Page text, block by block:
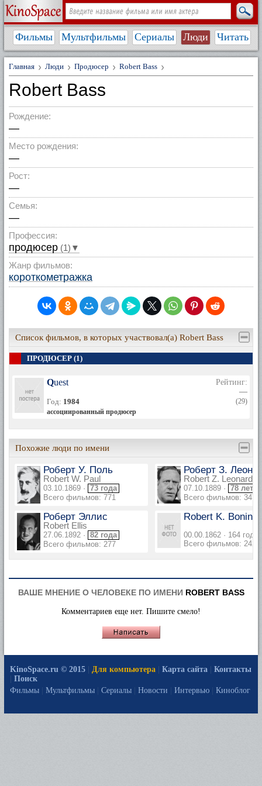
Фильмы Мультфильмы Сериалы Люди Читать
Главная Люди Продюсер Robert Bass
Robert Bass
Рождение:
—
Место рождения:
—
Рост:
—
Семья:
—
Профессия:
продюсер (1)▼
Жанр фильмов:
короткометражка
Список фильмов, в которых участвовал(а) Robert Bass
ПРОДЮСЕР (1)
Quest
Год: 1984
ассоциированный продюсер
Рейтинг:
—
(29)
Похожие люди по имени
Роберт У. Поль
Robert W. Paul
03.10.1869 · 73 года
Всего фильмов: 771
Роберт З.
Robert Z. Leonard
07.10.1889 · 78 лет
Всего фильмов: 347
Роберт Эллис
Robert Ellis
27.06.1892 · 82 года
Всего фильмов: 277
Robert K. Bonine
00.00.1862 · 164 года
Всего фильмов: 242
ВАШЕ МНЕНИЕ О ЧЕЛОВЕКЕ ПО ИМЕНИ ROBERT BASS
Комментариев еще нет. Пишите смело!
KinoSpace.ru © 2015 Для компьютера Карта сайта
Контакты
Поиск
Фильмы
Мультфильмы Сериалы Новости Интервью Киноблог